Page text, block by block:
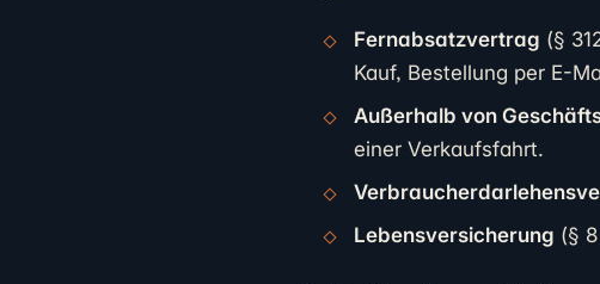
Fernabsatzvertrag (§
Kauf, Bestellung per E-
Außerhalb von
einer Verkaufsfahrt.
Lebensversicherung (§